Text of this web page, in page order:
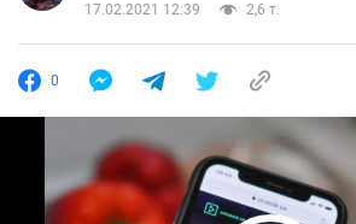
17.02.2021 12:39 2,6 т.
0